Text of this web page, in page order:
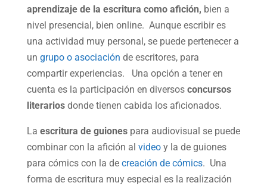
aprendizaje de la escritura como afición, bien a
nivel presencial, bien online. Aunque escribir es
una actividad muy personal, se puede pertenecer a
un grupo o asociación de escritores, para
compartir experiencias. Una opción a tener en
cuenta es la participación en diversos concursos
literariosdonde tienen cabida los aficionados.
La escritura de guionespara audiovisual se puede
combinar con la afición al videoy la de guiones
para cómics con la de creación de cómics. Una
forma de escritura muy especial es la realización